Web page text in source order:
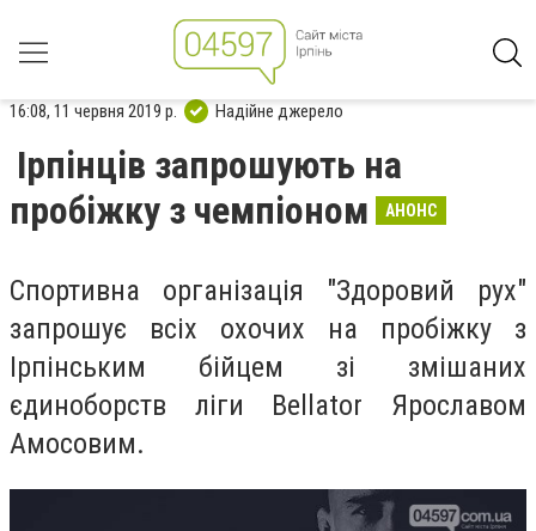
16:08, 11 червня 2019 р. Надійне джерело
Ірпінців запрошують на
пробіжку з чемпіоном
АНОНС
Спортивна організація "Здоровий рух"
запрошує всіх охочих на пробіжку з
Ірпінським бійцем зі змішаних
єдиноборств ліги Bellator Ярославом
Амосовим.